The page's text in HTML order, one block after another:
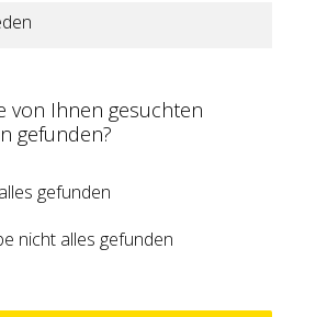
von Ihnen gesuchten
gefunden?
gefunden
nicht alles gefunden